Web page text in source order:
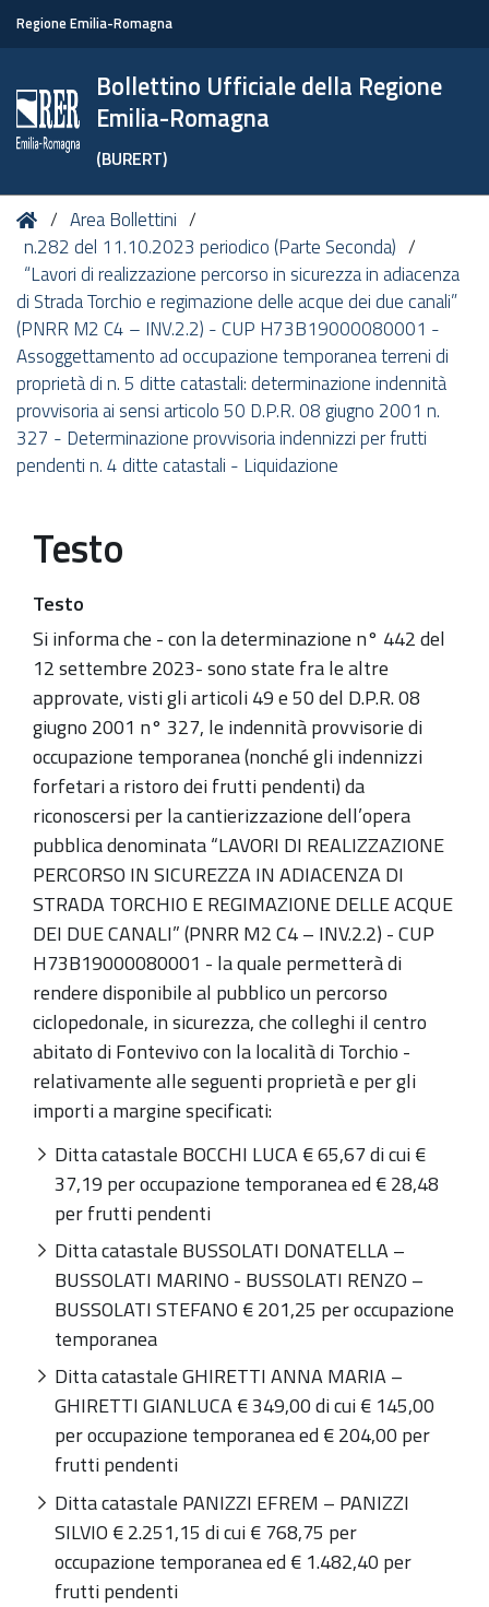
Regione Emilia-Romagna
Bollettino Ufficiale della Regione
Emilia-Romagna
(BURERT)
Tu
sei
qui:
HomeArea Bollettini
n.282 del 11.10.2023 periodico (Parte Seconda)
“Lavori di realizzazione percorso in sicurezza in adiacenza
di Strada Torchio e regimazione delle acque dei due canali”
(PNRR M2 C4 – INV.2.2) - CUP H73B19000080001 -
Assoggettamento ad occupazione temporanea terreni di
proprietà di n. 5 ditte catastali: determinazione indennità
provvisoria ai sensi articolo 50 D.P.R. 08 giugno 2001 n.
327 - Determinazione provvisoria indennizzi per frutti
pendenti n. 4 ditte catastali - Liquidazione
Testo
Testo
Si informa che - con la determinazione n° 442 del
12 settembre 2023- sono state fra le altre
approvate, visti gli articoli 49 e 50 del D.P.R. 08
giugno 2001 n° 327, le indennità provvisorie di
occupazione temporanea (nonché gli indennizzi
forfetari a ristoro dei frutti pendenti) da
riconoscersi per la cantierizzazione dell’opera
pubblica denominata “LAVORI DI REALIZZAZIONE
PERCORSO IN SICUREZZA IN ADIACENZA DI
STRADA TORCHIO E REGIMAZIONE DELLE ACQUE
DEI DUE CANALI” (PNRR M2 C4 – INV.2.2) - CUP
H73B19000080001 - la quale permetterà di
rendere disponibile al pubblico un percorso
ciclopedonale, in sicurezza, che colleghi il centro
abitato di Fontevivo con la località di Torchio -
relativamente alle seguenti proprietà e per gli
importi a margine specificati:
Ditta catastale BOCCHI LUCA € 65,67 di cui €
37,19 per occupazione temporanea ed € 28,48
per frutti pendenti
Ditta catastale BUSSOLATI DONATELLA –
BUSSOLATI MARINO - BUSSOLATI RENZO –
BUSSOLATI STEFANO € 201,25 per occupazione
temporanea
Ditta catastale GHIRETTI ANNA MARIA –
GHIRETTI GIANLUCA € 349,00 di cui € 145,00
per occupazione temporanea ed € 204,00 per
frutti pendenti
Ditta catastale PANIZZI EFREM – PANIZZI
SILVIO € 2.251,15 di cui € 768,75 per
occupazione temporanea ed € 1.482,40 per
frutti pendenti